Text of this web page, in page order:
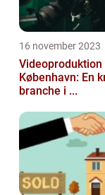
16 november 2023
Videoproduktion
København: En
branche i ...